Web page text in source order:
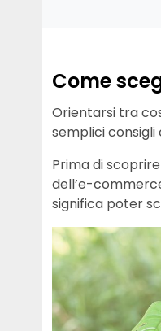
Come
Orientarsi tra
semplici
Prima di
dell’e-
significa poter